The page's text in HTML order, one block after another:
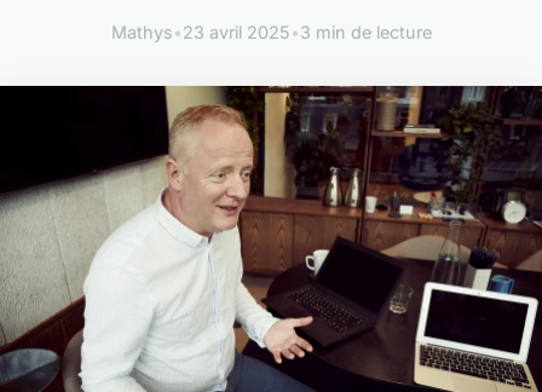
Mathys•23 avril 2025•3 min de lecture